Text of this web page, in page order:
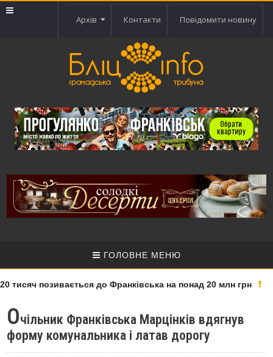
Архів Контакти Повідомити новину
ГОЛОВНЕ МЕНЮ
позивається до Франківська на понад 20 млн грн
Очільник Франківська Марцінків вдягнув
форму комунальника і латав дорогу